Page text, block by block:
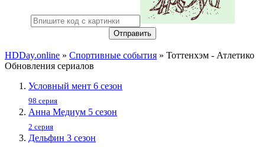
Отправить
HDDay.online » Спортивные события » Тоттенхэм - Атлетико
Обновления сериалов
Условный мент 6 сезон
98 серия
Анна Медиум 5 сезон
2 серия
Дельфин 3 сезон